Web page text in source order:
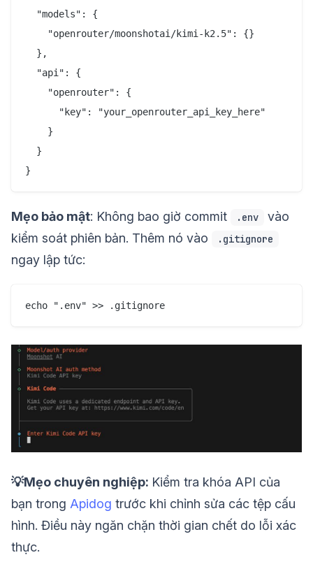
  "models": {
    "openrouter/moonshotai/kimi-k2.5": {}
  },
  "api": {
    "openrouter": {
      "key": "your_openrouter_api_key_here"
    }
  }
Mẹo bảo mật: Không bao giờ commit .env
vào
kiểm soát phiên bản. Thêm nó vào
.gitignore
ngay lập tức:
💡Mẹo chuyên nghiệp: Kiểm tra khóa API của
bạn trong Apidog trước khi chỉnh sửa các tệp cấu
hình. Điều này ngăn chặn thời gian chết do lỗi xác
thực.